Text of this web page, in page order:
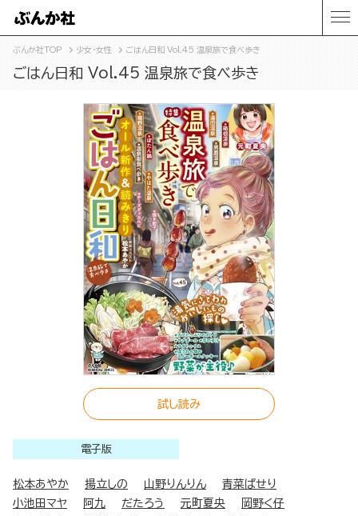
ぶんか社TOP 少女・女性 ごはん日和 Vol.45 温泉旅で食べ歩き
ごはん日和 Vol.45 温泉旅で食べ歩き
試し読み
電子版
松本あやか 揚立しの 山野りんりん
青菜ぱせり
小池田マヤ
阿九 だたろう 元町夏央
岡野く仔